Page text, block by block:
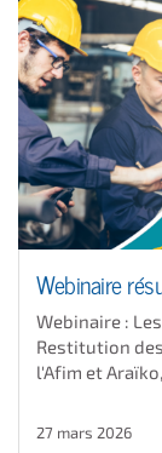
Webinaire
Webinaire :
Restitution
l'Afim et
27 mars 2026